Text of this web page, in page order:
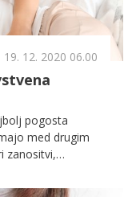
19. 12. 2020 06.00
pogosta
med drugim
zanositvi,
prehrano.